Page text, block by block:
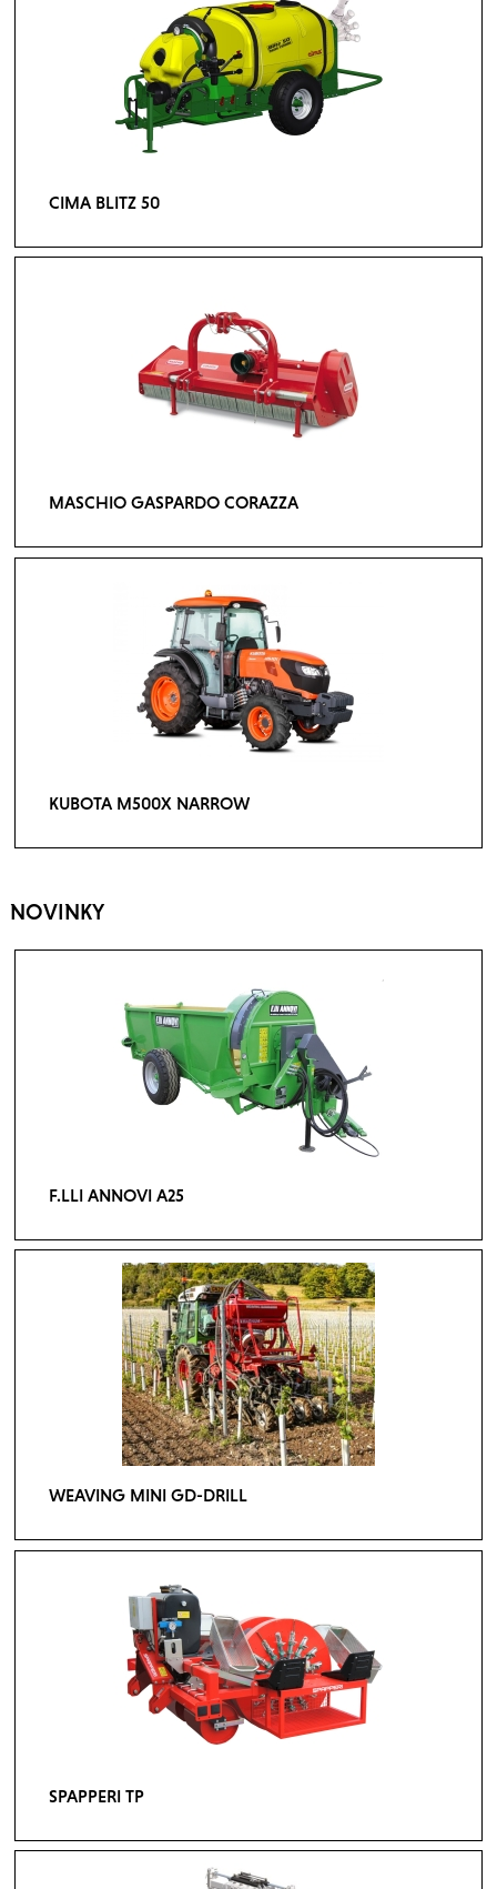
CIMA BLITZ 50
MASCHIO GASPARDO CORAZZA
KUBOTA M500X NARROW
NOVINKY
F.LLI ANNOVI A25
WEAVING MINI GD-DRILL
SPAPPERI TP